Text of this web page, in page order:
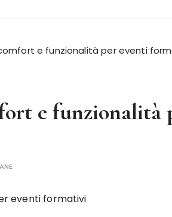
e funzionalità per eventi
e funzionalità